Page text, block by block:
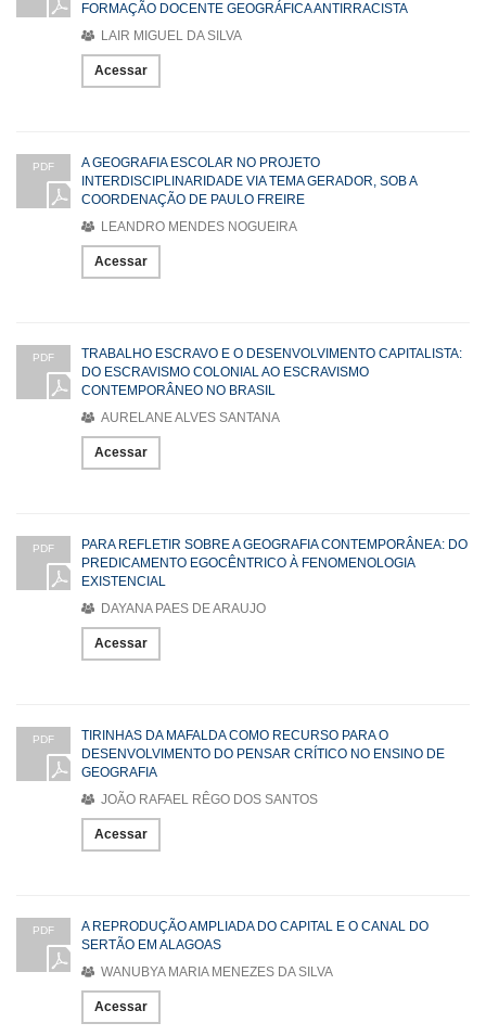
FORMAÇÃO DOCENTE GEOGRÁFICA ANTIRRACISTA
LAIR MIGUEL DA SILVA
Acessar
PDF
A GEOGRAFIA ESCOLAR NO PROJETO
INTERDISCIPLINARIDADE VIA TEMA GERADOR, SOB A
COORDENAÇÃO DE PAULO FREIRE
LEANDRO MENDES NOGUEIRA
Acessar
PDF
TRABALHO ESCRAVO E O DESENVOLVIMENTO CAPITALISTA:
DO ESCRAVISMO COLONIAL AO ESCRAVISMO
CONTEMPORÂNEO NO BRASIL
AURELANE ALVES SANTANA
Acessar
PDF
PARA REFLETIR SOBRE A GEOGRAFIA CONTEMPORÂNEA: DO
PREDICAMENTO EGOCÊNTRICO À FENOMENOLOGIA
EXISTENCIAL
DAYANA PAES DE ARAUJO
Acessar
PDF
TIRINHAS DA MAFALDA COMO RECURSO PARA O
DESENVOLVIMENTO DO PENSAR CRÍTICO NO ENSINO DE
GEOGRAFIA
JOÃO RAFAEL RÊGO DOS SANTOS
Acessar
PDF
A REPRODUÇÃO AMPLIADA DO CAPITAL E O CANAL DO
SERTÃO EM ALAGOAS
WANUBYA MARIA MENEZES DA SILVA
Acessar